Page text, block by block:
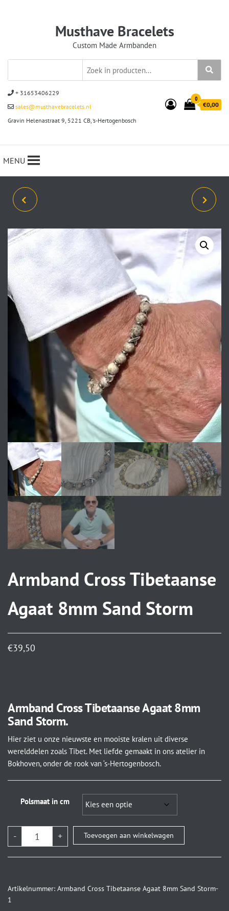
Musthave Bracelets
Custom Made Armbanden
+ 31653406229
sales@musthavebracelets.nl
Gravin Helenastraat 9, 5221 CB, ‘s-Hertogenbosch
0
€0,00
MENU
STORM SAND STORM MIXED
Armband Cross Tibetaanse
Agaat 8mm Sand Storm
€39,50
Armband Cross Tibetaanse Agaat 8mm
Sand Storm.
Hier ziet u onze nieuwste en mooiste kralen uit diverse
werelddelen zoals Tibet. Met liefde gemaakt in ons atelier in
Bokhoven, onder de rook van ‘s-Hertogenbosch.
Polsmaat in cm
- + Toevoegen aan winkelwagen
Artikelnummer: Armband Cross Tibetaanse Agaat 8mm Sand Storm-
1